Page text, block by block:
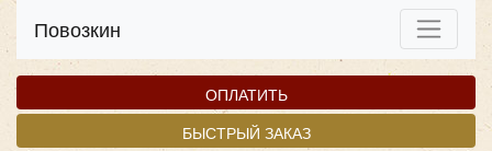
Повозкин
ОПЛАТИТЬ
БЫСТРЫЙ ЗАКАЗ